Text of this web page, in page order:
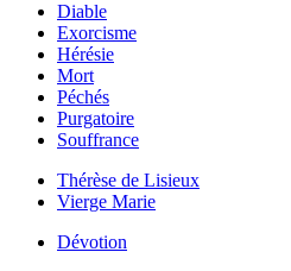
Diable
Exorcisme
Hérésie
Mort
Péchés
Purgatoire
Souffrance
Thérèse de Lisieux
Vierge Marie
Dévotion